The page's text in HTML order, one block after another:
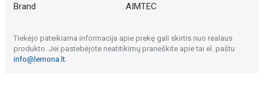
Brand AIMTEC
Tiekėjo pateikiama informacija apie prekę gali skirtis nuo realaus
produkto. Jei pastebėjote neatitikimų praneškite apie tai el. paštu
info@lemona.lt.